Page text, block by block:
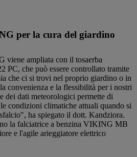
per la cura del giardino
ampliata con il tosaerba
che può essere controllato tramite
che ci si trovi nel proprio giardino o in
convenienza e la flessibilità per i nostri
dei dati meteorologici permette di
condizioni climatiche attuali quando si
ha spiegato il dott. Kandziora.
la falciatrice a benzina VIKING MB
e l'agile arieggiatore elettrico